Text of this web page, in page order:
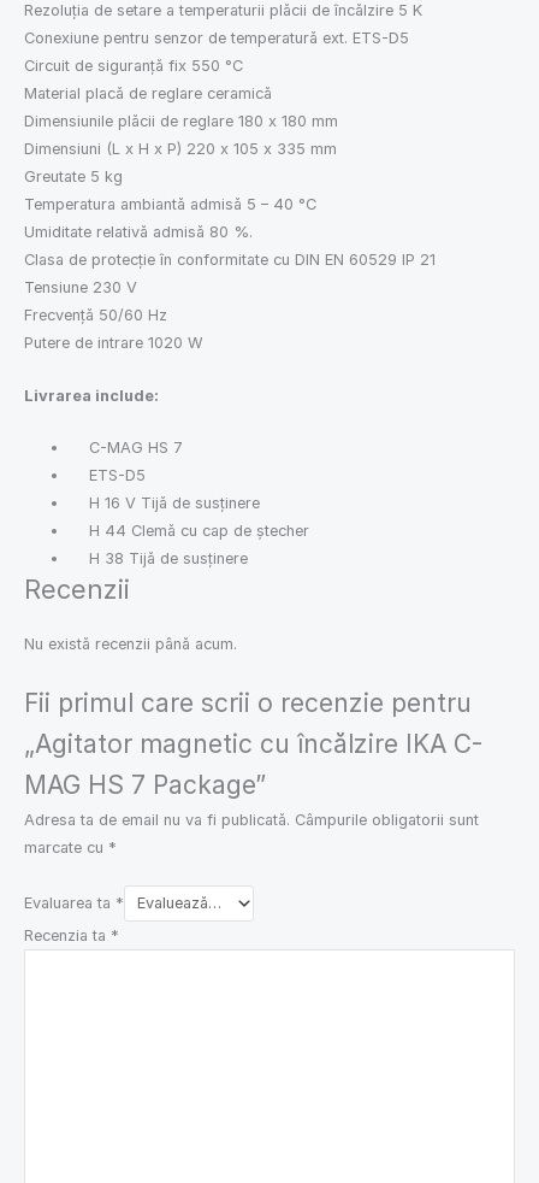
Rezoluția de setare a temperaturii plăcii de încălzire 5 K
Conexiune pentru senzor de temperatură ext. ETS-D5
Circuit de siguranță fix 550 °C
Material placă de reglare ceramică
Dimensiunile plăcii de reglare 180 x 180 mm
Dimensiuni (L x H x P) 220 x 105 x 335 mm
Greutate 5 kg
Temperatura ambiantă admisă 5 – 40 °C
Umiditate relativă admisă 80 %.
Clasa de protecție în conformitate cu DIN EN 60529 IP 21
Tensiune 230 V
Frecvență 50/60 Hz
Putere de intrare 1020 W
Livrarea include:
C-MAG HS 7
ETS-D5
H 16 V Tijă de susținere
H 44 Clemă cu cap de ștecher
H 38 Tijă de susținere
Recenzii
Nu există recenzii până acum.
Fii primul care scrii o recenzie pentru
„Agitator magnetic cu încălzire IKA C-
MAG HS 7 Package”
Adresa ta de email nu va fi publicată. Câmpurile obligatorii sunt
marcate cu *
Evaluarea ta *
Recenzia ta *